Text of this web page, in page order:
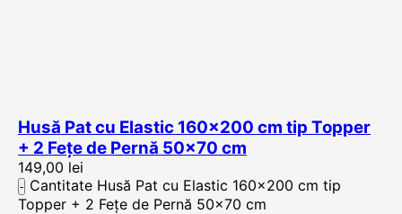
Husă Pat cu Elastic 160×200 cm tip Topper
+ 2 Fețe de Pernă 50×70 cm
149,00 lei
Cantitate Husă Pat cu Elastic 160x200 cm tip
Topper + 2 Fețe de Pernă 50x70 cm